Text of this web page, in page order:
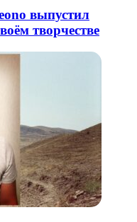
выпустил
творчестве